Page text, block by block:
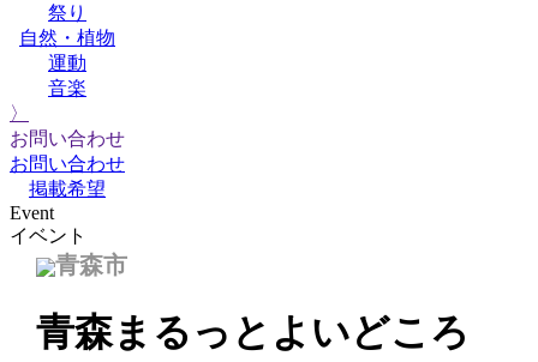
祭り
自然・植物
運動
音楽
〉
お問い合わせ
お問い合わせ
掲載希望
Event
イベント
青森市
青森まるっとよいどころ